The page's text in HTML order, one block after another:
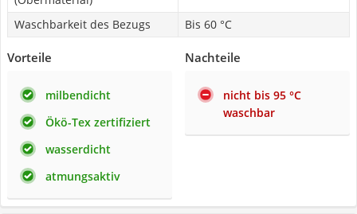
Waschbarkeit des Bezugs Bis 60 °C
Vorteile
milbendicht
Ökö-Tex zertifiziert
wasserdicht
atmungsaktiv
Nachteile
nicht bis 95 °C
waschbar